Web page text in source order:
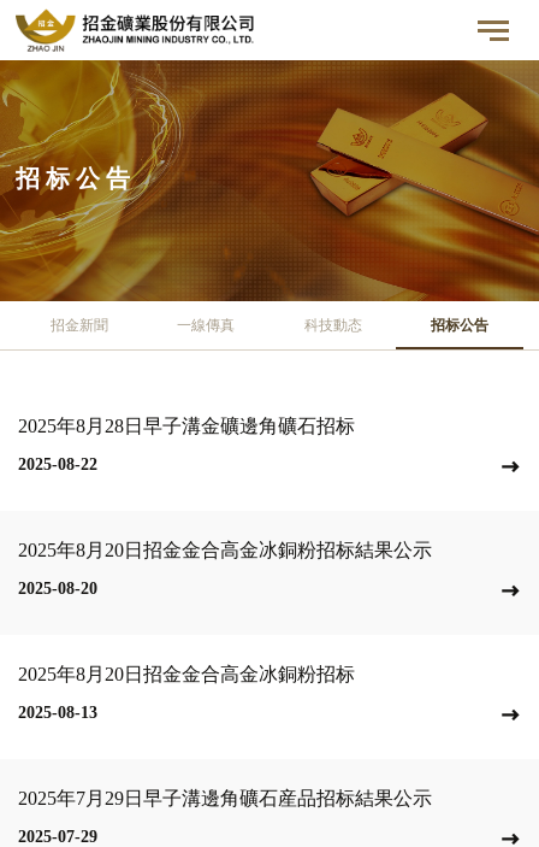
招 标 公 告
招金新聞 一線傳真 科技動态 招标公告
2025年8月28日早子溝金礦邊角礦石招标
2025-08-22
2025年8月20日招金金合高金冰銅粉招标結果公示
2025-08-20
2025年8月20日​招金金合高金冰銅粉招标
2025-08-13
2025年7月29日​早子溝邊角礦石産品招标結果公示
2025-07-29